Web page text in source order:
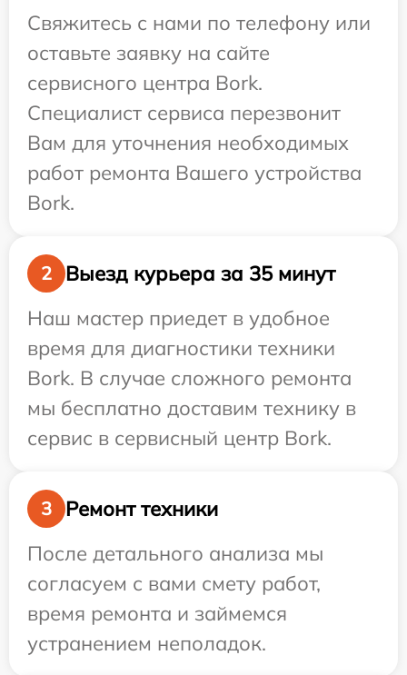
Свяжитесь с нами по телефону или
оставьте заявку на сайте
сервисного центра Bork.
Специалист сервиса перезвонит
Вам для уточнения необходимых
работ ремонта Вашего устройства
Bork.
2
Выезд курьера за 35 минут
Наш мастер приедет в удобное
время для диагностики техники
Bork. В случае сложного ремонта
мы бесплатно доставим технику в
сервис в сервисный центр Bork.
3
Ремонт техники
После детального анализа мы
согласуем с вами смету работ,
время ремонта и займемся
устранением неполадок.